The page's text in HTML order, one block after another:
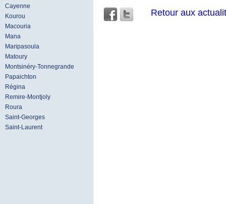
Cayenne
Kourou
Macouria
Mana
Maripasoula
Matoury
Montsinéry-Tonnegrande
Papaichton
Régina
Remire-Montjoly
Roura
Saint-Georges
Saint-Laurent
Retour aux